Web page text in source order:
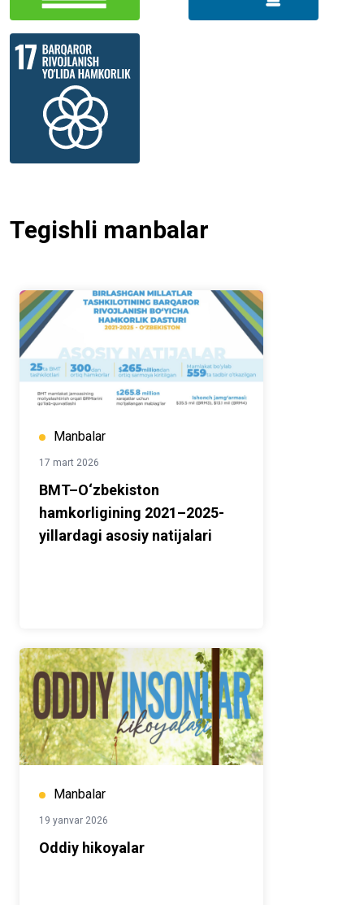
Tegishli manbalar
Manbalar
17 mart 2026
BMT–O‘zbekiston
hamkorligining 2021–2025-
yillardagi asosiy natijalari
Manbalar
19 yanvar 2026
Oddiy hikoyalar